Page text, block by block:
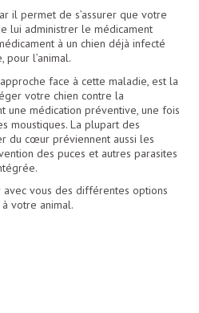
il permet de s’assurer que votre
lui administrer le médicament
à un chien déjà infecté
l’animal.
face à cette maladie, est la
votre chien contre la
une médication préventive, une fois
moustiques. La plupart des
du cœur préviennent aussi les
des puces et autres parasites
vous des différentes options
votre animal.